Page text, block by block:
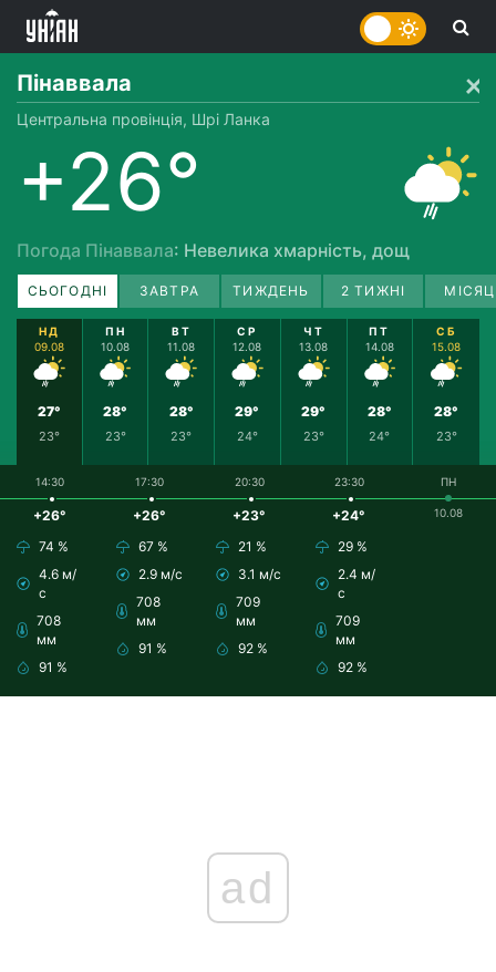
Пінаввала
Центральна провінція, Шрі Ланка
+26°
Погода Пінаввала: Невелика хмарність, дощ
СЬОГОДНІ ЗАВТРА ТИЖДЕНЬ 2 ТИЖНІ
НД
09.08
27°
23°
ПН
10.08
28°
23°
ВТ
11.08
28°
23°
СР
12.08
29°
24°
ЧТ
13.08
29°
23°
ПТ
14.08
28°
24°
СБ
15.08
28°
23°
14:30
+26°
74 %
4.6 м/
с
708
мм
91 %
17:30
+26°
67 %
2.9 м/с
708
мм
91 %
20:30
+23°
21 %
3.1 м/с
709
мм
92 %
23:30
+24°
29 %
2.4 м/
с
709
мм
92 %
ПН
10.08
ad